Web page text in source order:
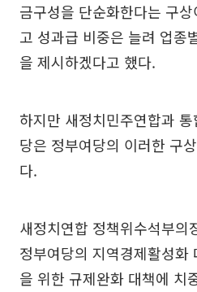
금구성을 단순화한다는 구
고 성과급 비중은 늘려 업종
을 제시하겠다고 했다.
하지만 새정치민주연합과
당은 정부여당의 이러한 구
다.
새정치연합 정책위수석부의
정부여당의 지역경제활성화
을 위한 규제완화 대책에 치